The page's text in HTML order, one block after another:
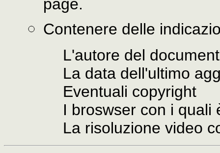
page.
Contenere delle
L'autore del
La data dell'ultimo
Eventuali copyright
I broswser con i quali
La risoluzione video